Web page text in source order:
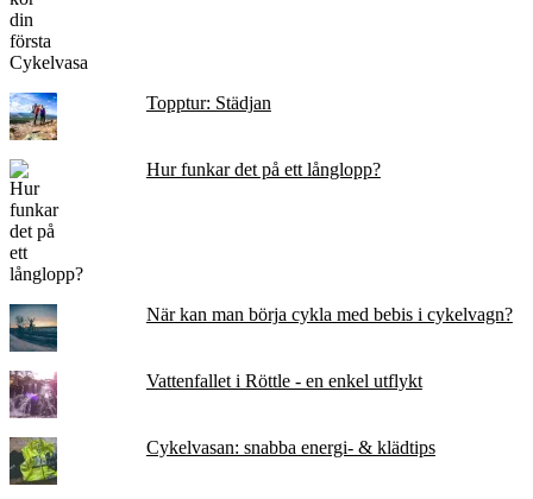
Topptur: Städjan
Hur funkar det på ett långlopp?
När kan man börja cykla med bebis i cykelvagn?
Vattenfallet i Röttle - en enkel utflykt
Cykelvasan: snabba energi- & klädtips